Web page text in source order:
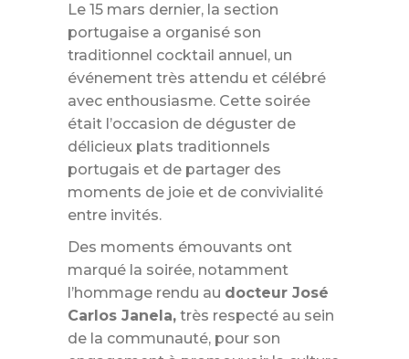
Le 15 mars dernier, la section
portugaise a organisé son
traditionnel cocktail annuel, un
événement très attendu et célébré
avec enthousiasme. Cette soirée
était l’occasion de déguster de
délicieux plats traditionnels
portugais et de partager des
moments de joie et de convivialité
entre invités.
Des moments émouvants ont
marqué la soirée, notamment
l’hommage rendu au docteur José
Carlos Janela, très respecté au sein
de la communauté, pour son